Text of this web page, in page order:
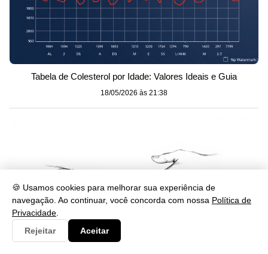
🍪 Usamos cookies para melhorar sua experiência de
navegação. Ao continuar, você concorda com nossa Política de
Privacidade
Rejeitar
Aceitar
Tabela de Colesterol por Idade: Valores Ideais e Guia
18/05/2026 às 21:38